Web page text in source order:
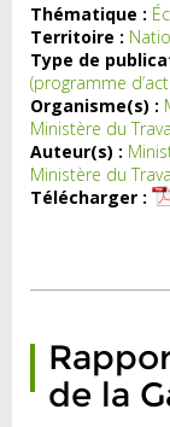
Thématique :
Territoire :
Type de
(programme
Organisme(s) :
Ministère du
Auteur(s) :
Ministère du
Télécharger :
de la